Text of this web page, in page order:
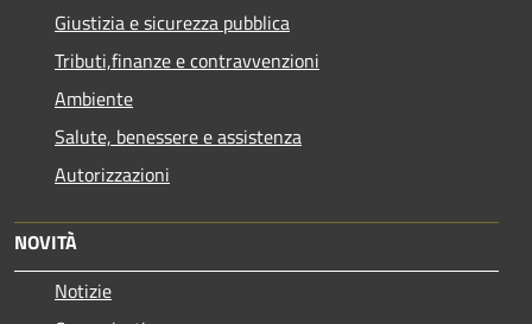
Giustizia e sicurezza pubblica
Tributi,finanze e contravvenzioni
Ambiente
Salute, benessere e assistenza
Autorizzazioni
NOVITÀ
Notizie